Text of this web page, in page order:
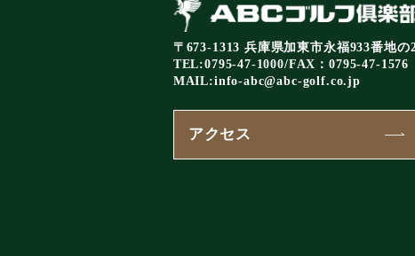
〒673-1313 兵庫県加東市永福933番地の
TEL:0795-47-1000/FAX：0795-47-1576
MAIL:info-abc@abc-golf.co.jp
アクセス